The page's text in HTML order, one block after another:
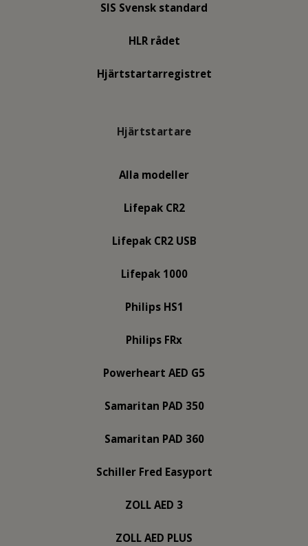
SIS Svensk standard
HLR rådet
Hjärtstartarregistret
Hjärtstartare
Alla modeller
Lifepak CR2
Lifepak CR2 USB
Lifepak 1000
Philips HS1
Philips FRx
Powerheart AED G5
Samaritan PAD 350
Samaritan PAD 360
Schiller Fred Easyport
ZOLL AED 3
ZOLL AED PLUS